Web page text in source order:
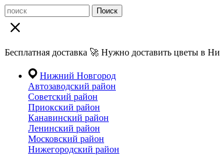
Поиск
Бесплатная доставка 🚀 Нужно доставить цветы в
Нижний Новгород
Автозаводский район
Советский район
Приокский район
Канавинский район
Ленинский район
Московский район
Нижегородский район